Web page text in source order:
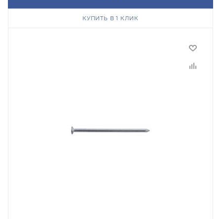
КУПИТЬ В 1 КЛИК